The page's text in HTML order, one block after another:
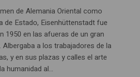
de Alemania Oriental como
de Estado, Eisenhüttenstadt fue
1950 en las afueras de un gran
a los trabajadores de la
y en sus plazas y calles el arte
humanidad al...